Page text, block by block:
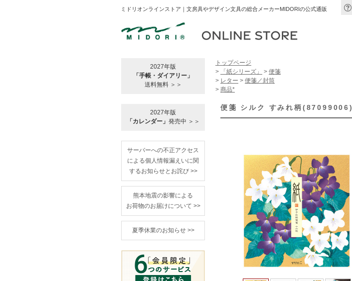
ミドリオンラインストア｜文房具やデザイン文具の総合メーカーMIDORIの公式通販
2027年版
「手帳・ダイアリー」
送料無料 ＞＞
2027年版
「カレンダー」 発売中 ＞＞
サーバーへの不正アクセス
による個人情報漏えいに関
するお知らせとお詫び >>
熊本地震の影響による
お荷物のお届けについて >>
夏季休業のお知らせ >>
トップページ
>
「紙シリーズ」 > 便箋
> レター > 便箋／封筒
> 商品*
便箋 シルク すみれ柄(87099006)